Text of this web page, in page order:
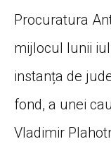
Procuratura
mijlocul lunii
instanța de
fond, a unei
Vladimir